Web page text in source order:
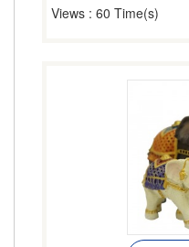
Views : 60 Time(s)